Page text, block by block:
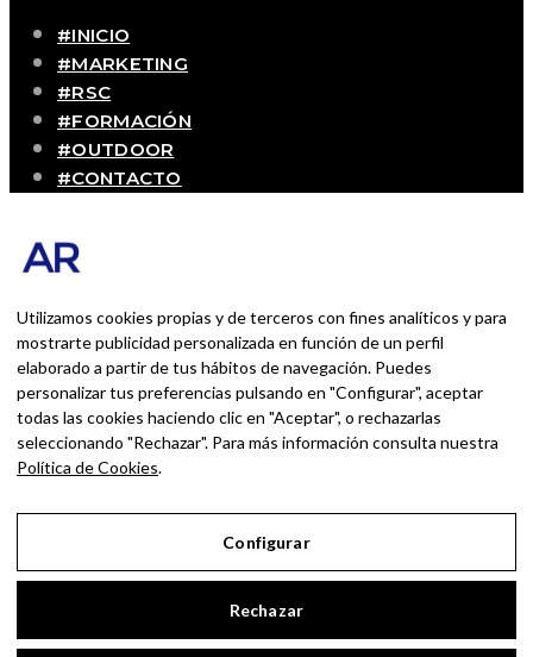
#INICIO
#MARKETING
#RSC
#FORMACIÓN
#OUTDOOR
#CONTACTO
Blog personal y profesional de Andrés Romero.
persona que disfruta con lo que hace cada día
BUSCAR POR:
BUSCAR
Ingresa las palabras de la búsqueda y presiona
Enter.
Utilizamos cookies propias y de terceros con fines analíticos y para
mostrarte publicidad personalizada en función de un perfil
elaborado a partir de tus hábitos de navegación. Puedes
personalizar tus preferencias pulsando en "Configurar", aceptar
todas las cookies haciendo clic en "Aceptar", o rechazarlas
seleccionando "Rechazar". Para más información consulta nuestra
Política de Cookies.
Configurar
Rechazar
Aviso Legal
Política de Privacidad
Política de Cookies